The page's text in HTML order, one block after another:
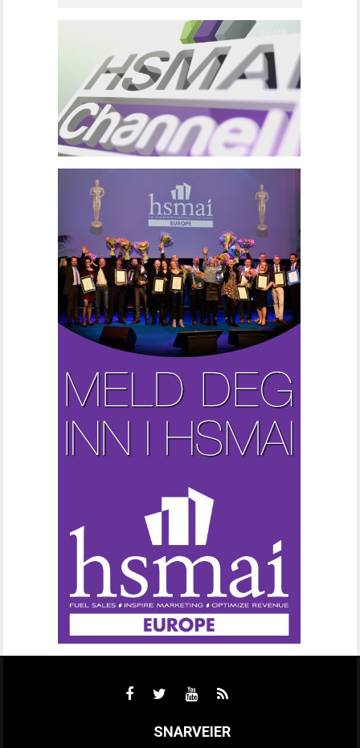
SNARVEIER